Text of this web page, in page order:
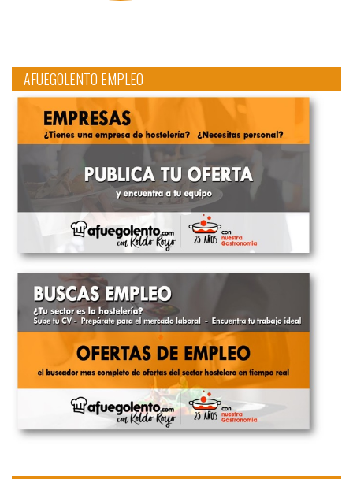
AFUEGOLENTO EMPLEO